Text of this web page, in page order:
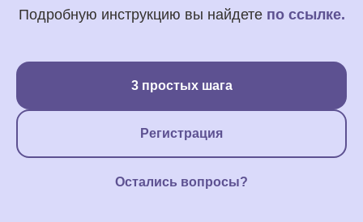
Подробную инструкцию вы найдете по ссылке.
3 простых шага
Регистрация
Остались вопросы?